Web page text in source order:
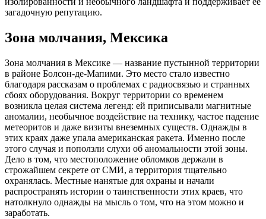
загадочную репутацию.
Зона молчания, Мексика
Зона молчания в Мексике — название пустынной территории
в районе Болсон-де-Мапими. Это место стало известно
благодаря рассказам о проблемах с радиосвязью и странных
сбоях оборудования. Вокруг территории со временем
возникла целая система легенд: ей приписывали магнитные
аномалии, необычное воздействие на технику, частое падение
метеоритов и даже визиты внеземных существ. Однажды в
этих краях даже упала американская ракета. Именно после
этого случая и поползли слухи об аномальности этой зоны.
Дело в том, что местоположение обломков держали в
строжайшем секрете от СМИ, а территория тщательно
охранялась. Местные нанятые для охраны и начали
распространять истории о таинственности этих краев, что
натолкнуло однажды на мысль о том, что на этом можно и
заработать.